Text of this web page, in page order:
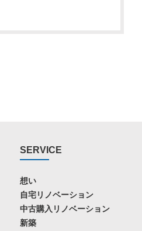
SERVICE
想い
自宅リノベーション
中古購入リノベーション
新築